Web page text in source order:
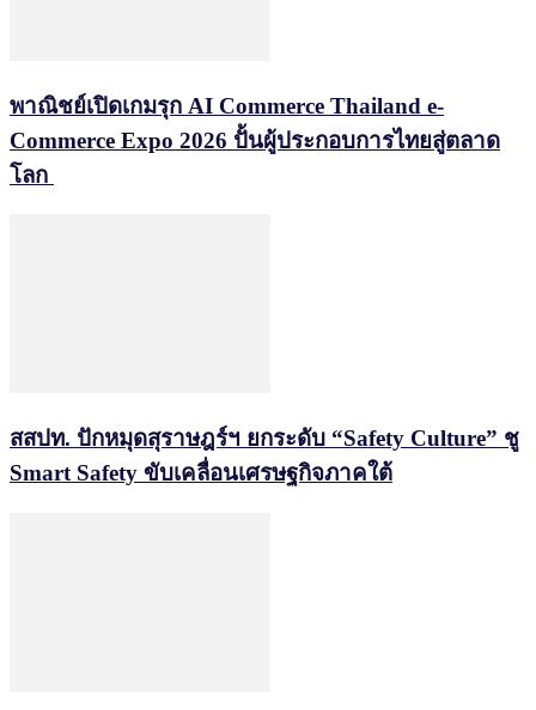
พาณิชย์เปิดเกมรุก AI Commerce Thailand e-
Commerce Expo 2026 ปั้นผู้ประกอบการไทยสู่ตลาด
โลก
สสปท. ปักหมุดสุราษฎร์ฯ ยกระดับ “Safety Culture” ชู
Smart Safety ขับเคลื่อนเศรษฐกิจภาคใต้